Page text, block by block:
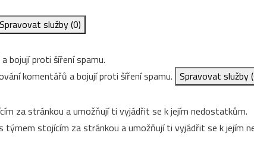
Spravovat služby(0)
bojují proti šíření spamu.
komentářů a bojují proti šíření spamu. Spravovat služby
za stránkou a umožňují ti vyjádřit se k jejím nedostatkům.
týmem stojícím za stránkou a umožňují ti vyjádřit se k jejím